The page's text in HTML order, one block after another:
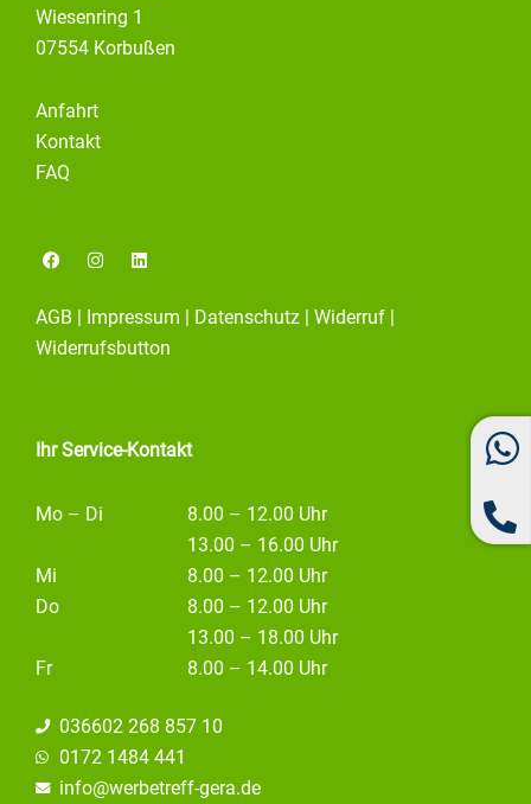
Wiesenring 1
07554 Korbußen
Anfahrt
Kontakt
FAQ
F
a
e
b
o
o
I
n
a
g
r
L
i
e
d
i
AGB Impressum Datenschutz Widerruf
Widerrufsbutton
Ihr Service-Kontakt
Mo – Di
8.00 – 12.00 Uhr
13.00 – 16.00 Uhr
Mi
8.00 – 12.00 Uhr
Do
8.00 – 12.00 Uhr
13.00 – 18.00 Uhr
Fr
8.00 – 14.00 Uhr
036602 268 857 10
0172 1484 441
info@werbetreff-gera.de